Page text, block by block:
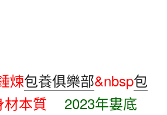
煉包養俱樂部&nbsp包
本質
2023年婁底